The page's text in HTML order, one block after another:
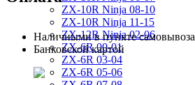
ZX-10R Ninja 08-10
ZX-10R Ninja 11-15
ZX-12R Ninja 02-06
ZX-6R 00-01
ZX-6R 03-04
ZX-6R 05-06
Наличными в пункте самовывоза
Банковской картой